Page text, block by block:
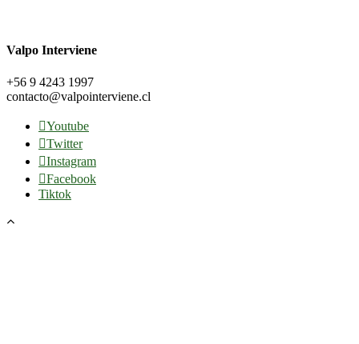
Valpo Interviene
+56 9 4243 1997
contacto@valpointerviene.cl
Youtube
Twitter
Instagram
Facebook
Tiktok